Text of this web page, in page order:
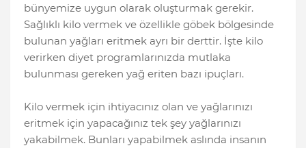
bünyemize uygun olarak oluşturmak gerekir.
Sağlıklı kilo vermek ve özellikle göbek bölgesinde
bulunan yağları eritmek ayrı bir derttir. İşte kilo
verirken diyet programlarınızda mutlaka
bulunması gereken yağ eriten bazı ipuçları.
Kilo vermek için ihtiyacınız olan ve yağlarınızı
eritmek için yapacağınız tek şey yağlarınızı
yakabilmek. Bunları yapabilmek aslında insanın